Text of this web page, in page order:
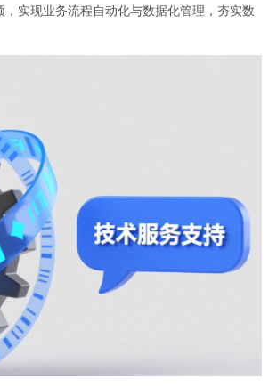
，实现业务流程自动化与数据化管理，夯实数